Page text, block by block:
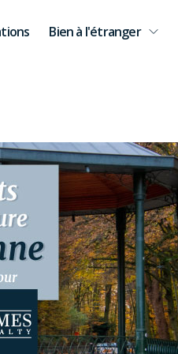
Bien à l'étranger